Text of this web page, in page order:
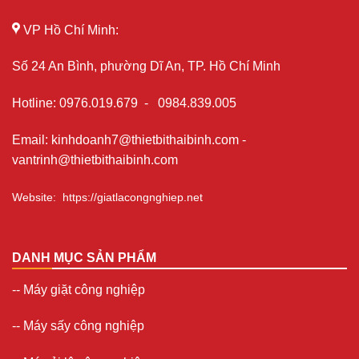
VP Hồ Chí Minh:
Số 24 An Bình, phường Dĩ An, TP. Hồ Chí Minh
Hotline: 0976.019.679 - 0984.839.005
Email : kinhdoanh7@thietbithaibinh.com -
vantrinh@thietbithaibinh.com
Website: https://giatlacongnghiep.net
DANH MỤC SẢN PHẨM
-- Máy giặt công nghiệp
-- Máy sấy công nghiệp